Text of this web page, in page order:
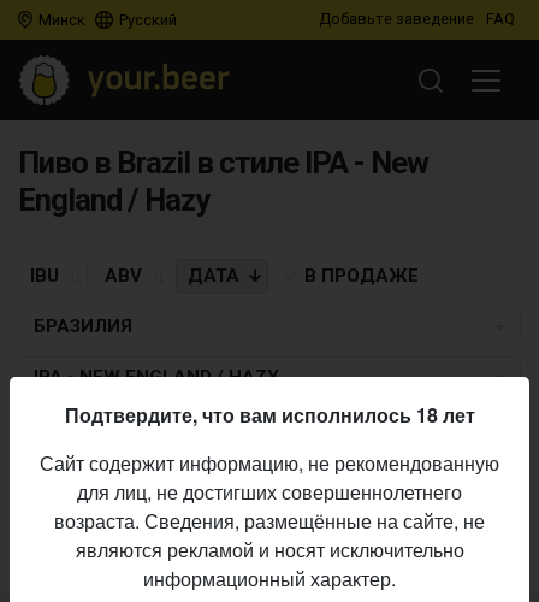
Минск Русский Добавьте заведение FAQ
Пиво в Brazil в стиле IPA - New
England / Hazy
IBU ABV ДАТА В ПРОДАЖЕ
БРАЗИЛИЯ
IPA - NEW ENGLAND / HAZY
Euphoria Juice Northeast IPA
IPA - New England / Hazy • 6,8% ABV • 60 IBU •
Подтвердите, что вам исполнилось 18 лет
Сайт содержит информацию, не рекомендованную
для лиц, не достигших совершеннолетнего
возраста. Сведения, размещённые на сайте, не
являются рекламой и носят исключительно
информационный характер.